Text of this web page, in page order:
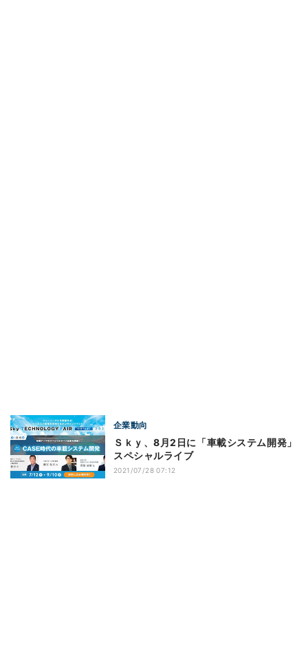
企業動向
Ｓｋｙ、8月2日に「車載システム開発」
スペシャルライブ
2021/07/28 07:12